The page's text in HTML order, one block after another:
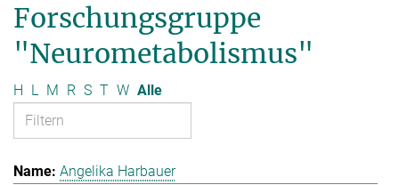
Forschungsgruppe
"Neurometabolismus"
H L M R S T W Alle
Angelika Harbauer